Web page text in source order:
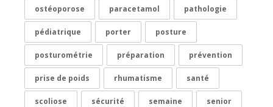
ostéoporose paracetamol pathologie
pédiatrique porter posture
posturométrie préparation prévention
prise de poids rhumatisme santé
scoliose sécurité semaine senior